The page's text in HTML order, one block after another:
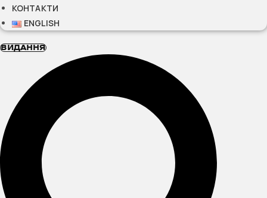
КОНТАКТИ
ENGLISH
ВИДАННЯ